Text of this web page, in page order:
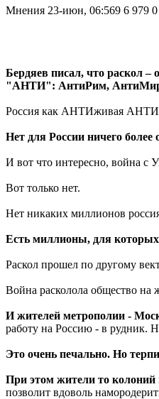
Мнения 23-июн, 06:569 6 979 0
Бердяев писал, что раскол –
"АНТИ": АнтиРим,
Россия как АНТИживая
Нет для России ничего
И вот что интересно, война с
Вот только нет.
Нет никаких миллионов
Есть миллионы, для
Раскол прошел по другому
Война расколола общество на
И жителей метрополии -
работу на Россию - в рудник.
Это очень печально. Но
При этом жители то колоний
позволит вдоволь